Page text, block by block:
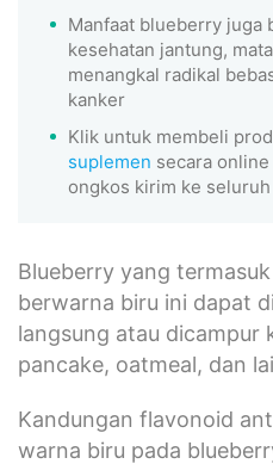
Manfaat blueberry juga
kesehatan jantung,
menangkal radikal
kanker
Klik untuk membeli
suplemen secara
ongkos kirim ke
Blueberry yang
berwarna biru ini dapat
langsung atau dicampur
pancake, oatmeal, dan
Kandungan flavonoid
warna biru pada